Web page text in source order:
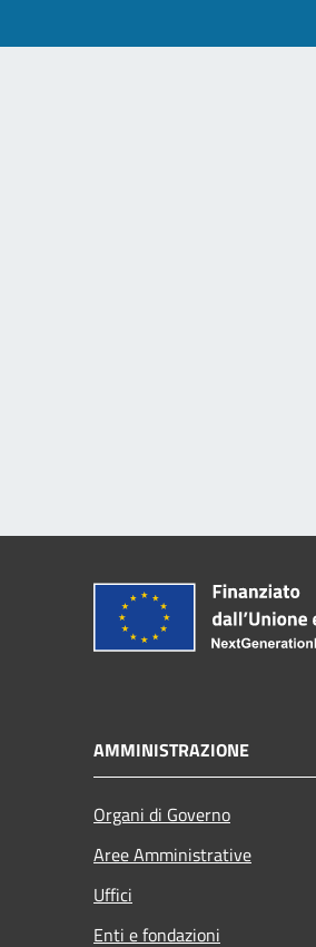
AMMINISTRAZIONE
Organi di Governo
Aree Amministrative
Uffici
Enti e fondazioni